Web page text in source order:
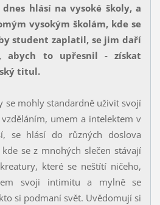
hlásí na vysoké školy, a
vysokým školám, kde se
student zaplatil, se jim daří
abych to upřesnil - získat
titul.
se mohly standardně uživit svojí
umem a intelektem v
se hlásí do různých doslova
kde se z mnohých slečen stávají
které se neštítí ničeho,
svoji intimitu a mylně se
si podmaní svět. Uvědomují si